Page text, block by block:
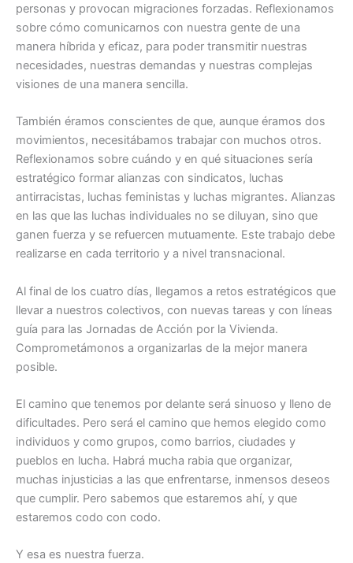
personas y provocan migraciones forzadas. Reflexionamos
sobre cómo comunicarnos con nuestra gente de una
manera híbrida y eficaz, para poder transmitir nuestras
necesidades, nuestras demandas y nuestras complejas
visiones de una manera sencilla.
También éramos conscientes de que, aunque éramos dos
movimientos, necesitábamos trabajar con muchos otros.
Reflexionamos sobre cuándo y en qué situaciones sería
estratégico formar alianzas con sindicatos, luchas
antirracistas, luchas feministas y luchas migrantes. Alianzas
en las que las luchas individuales no se diluyan, sino que
ganen fuerza y se refuercen mutuamente. Este trabajo debe
realizarse en cada territorio y a nivel transnacional.
Al final de los cuatro días, llegamos a retos estratégicos que
llevar a nuestros colectivos, con nuevas tareas y con líneas
guía para las Jornadas de Acción por la Vivienda.
Comprometámonos a organizarlas de la mejor manera
posible.
El camino que tenemos por delante será sinuoso y lleno de
dificultades. Pero será el camino que hemos elegido como
individuos y como grupos, como barrios, ciudades y
pueblos en lucha. Habrá mucha rabia que organizar,
muchas injusticias a las que enfrentarse, inmensos deseos
que cumplir. Pero sabemos que estaremos ahí, y que
estaremos codo con codo.
Y esa es nuestra fuerza.